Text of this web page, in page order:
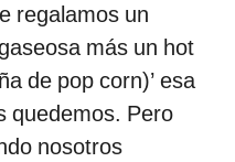
regalamos un
más un hot
de pop corn)’ esa
quedemos. Pero
nosotros